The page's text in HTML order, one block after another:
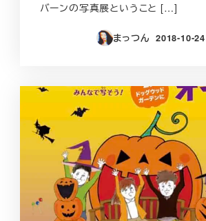
バーンの写真展ということ […]
まっつん
投稿日
2018-10-24